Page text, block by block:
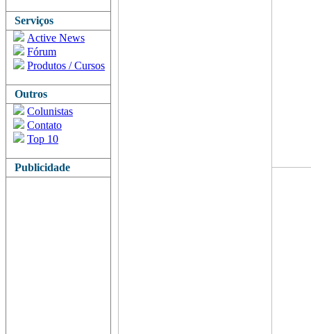
Serviços
Active News
Fórum
Produtos / Cursos
Outros
Colunistas
Contato
Top 10
Publicidade